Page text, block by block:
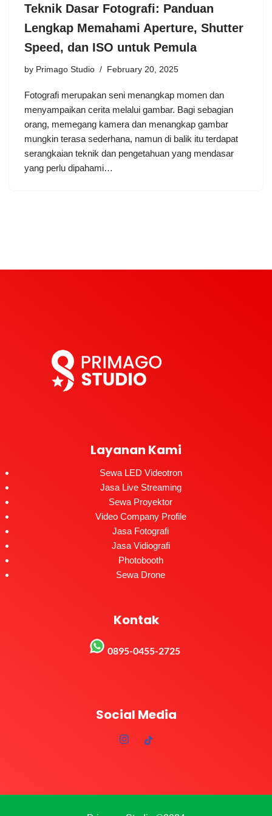
Teknik Dasar Fotografi: Panduan
Lengkap Memahami Aperture, Shutter
Speed, dan ISO untuk Pemula
by Primago Studio February 20, 2025
Fotografi merupakan seni menangkap momen dan
menyampaikan cerita melalui gambar. Bagi sebagian
orang, memegang kamera dan menangkap gambar
mungkin terasa sederhana, namun di balik itu terdapat
serangkaian teknik dan pengetahuan yang mendasar
yang perlu dipahami…
Layanan Kami
Sewa LED Videotron
Jasa Live Streaming
Sewa Proyektor
Video Company Profile
Jasa Fotografi
Jasa Vidiografi
Photobooth
Sewa Drone
Kontak
0895-0455-2725
Social Media